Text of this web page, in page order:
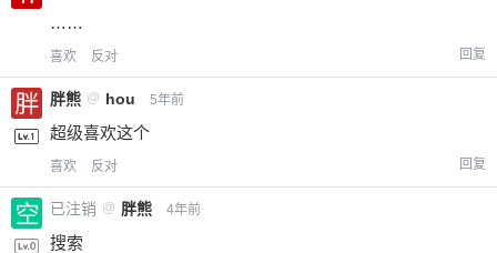
……
喜欢 反对 回复
胖熊 @ hou 5年前
超级喜欢这个
喜欢 反对 回复
已注销 @ 胖熊 4年前
搜索